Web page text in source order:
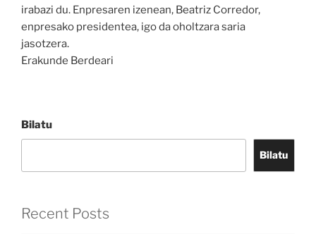
irabazi du. Enpresaren izenean, Beatriz Corredor,
enpresako presidentea, igo da oholtzara saria
jasotzera.
Erakunde Berdeari
Bilatu
Bilatu
Recent Posts